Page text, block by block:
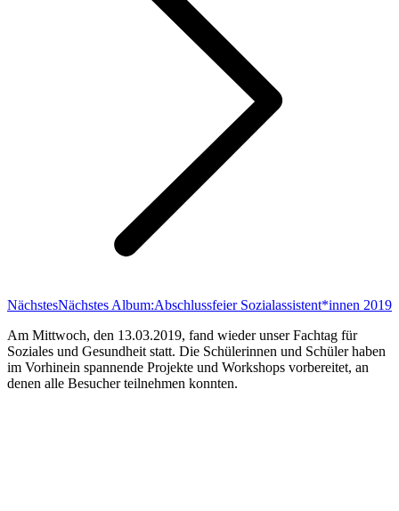
NächstesNächstes Album:Abschlussfeier Sozialassistent*innen 2019
Am Mittwoch, den 13.03.2019, fand wieder unser Fachtag für
Soziales und Gesundheit statt. Die Schülerinnen und Schüler haben
im Vorhinein spannende Projekte und Workshops vorbereitet, an
denen alle Besucher teilnehmen konnten.